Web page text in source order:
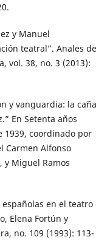
y Manuel
teatral”. Anales de
vol. 38, no. 3 (2013):
y vanguardia: la caña
En Setenta años
1939, coordinado por
Carmen Alfonso
y Miguel Ramos
españolas en el teatro
Elena Fortún y
no. 109 (1993): 113-